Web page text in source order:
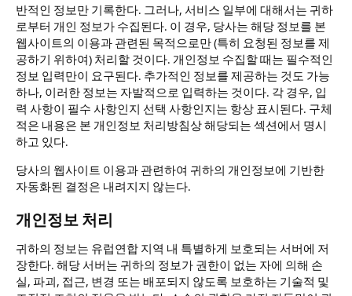
반적인 정보만 기록한다. 그러나, 서비스 일부에 대해서는 귀하
로부터 개인 정보가 수집된다. 이 경우, 당사는 해당 정보를 본
웹사이트의 이용과 관련된 목적으로만 (특히 요청된 정보를 제
공하기 위하여) 처리할 것이다. 개인정보 수집할 때는 필수적인
정보 입력만이 요구된다. 추가적인 정보를 제공하는 것도 가능
하나, 이러한 정보는 자발적으로 입력하는 것이다. 각 경우, 입
력 사항이 필수 사항인지 선택 사항인지는 항상 표시된다. 구체
적은 내용은 본 개인정보 처리방침상 해당되는 섹션에서 명시
하고 있다.
당사의 웹사이트 이용과 관련하여 귀하의 개인정보에 기반한
자동화된 결정은 내려지지 않는다.
개인정보 처리
귀하의 정보는 유럽연합 지역 내 특별하게 보호되는 서버에 저
장한다. 해당 서버는 귀하의 정보가 권한이 없는 자에 의해 손
실, 파괴, 접근, 변경 또는 배포되지 않도록 보호하는 기술적 및